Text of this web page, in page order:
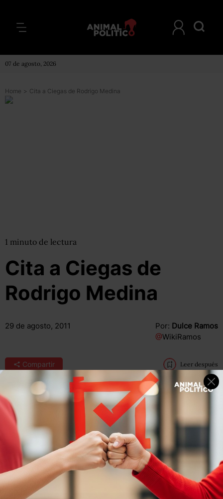
07 de agosto, 2026
Home > Cita a Ciegas de Rodrigo Medina
1 minuto de lectura
Cita a Ciegas de
Rodrigo Medina
29 de agosto, 2011 Por: Dulce Ramos
@WikiRamos
Compartir Leer después
“Aún no hemos interrogado a los propietarios del
inmueble, tiene una orden de presentación, no están
ubicados, no sabemos si quiera si están el país, pero los
vamos a encontrar”.